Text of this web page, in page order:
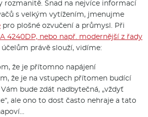
rozmanitě. Snad na nejvíce informací
s velkým vytížením, jmenujme
pro plošné ozvučení a průmysl. Při
4240DP, nebo např. modernější z řady
právě slouží, vidíme:
že je přítomno napájení
že je na vstupech přítomen budící
bude zdát nadbytečná, „vždyť
ale ono to dost často nehraje a tato